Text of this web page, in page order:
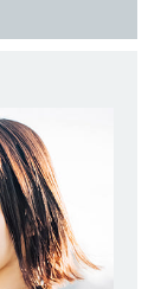
営業職向けオープ
アの半導体技術
年間休日129日・
億円 ｜ プライム